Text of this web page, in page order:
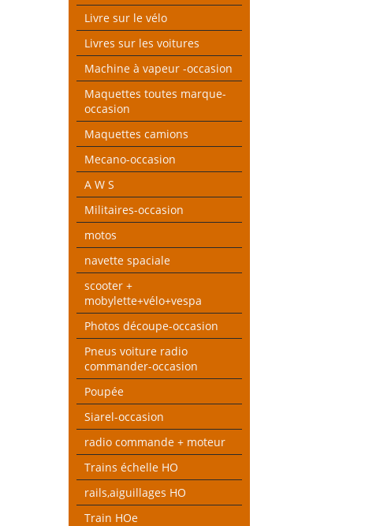
Livre sur le vélo
Livres sur les voitures
Machine à vapeur -occasion
Maquettes toutes marque-
occasion
Maquettes camions
Mecano-occasion
A W S
Militaires-occasion
motos
navette spaciale
scooter +
mobylette+vélo+vespa
Photos découpe-occasion
Pneus voiture radio
commander-occasion
Poupée
Siarel-occasion
radio commande + moteur
Trains échelle HO
rails,aiguillages HO
Train HOe